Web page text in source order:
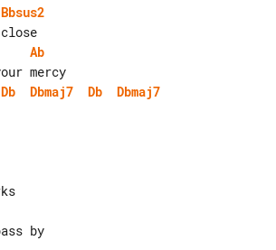
Bbsus2
Ab
Db Dbmaj7 Db
Dbmaj7